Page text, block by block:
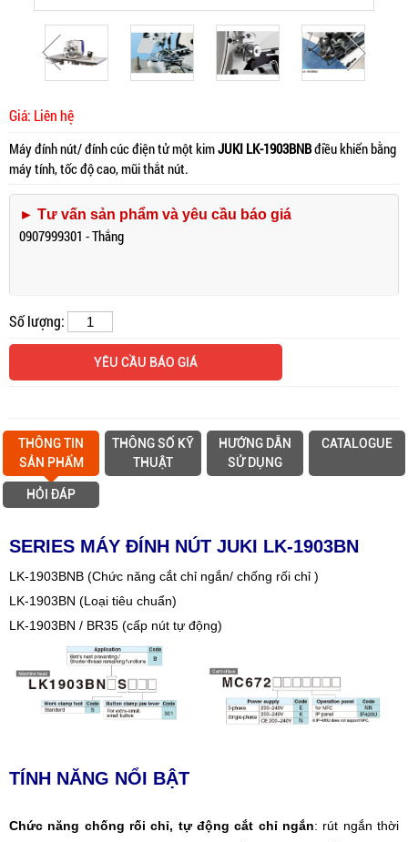
Giá: Liên hệ
Máy đính nút/ đính cúc điện tử một kimJUKI LK-1903BNBđiều khiển bằng
máy tính, tốc độ cao, mũi thắt nút.
► Tư vấn sản phẩm và yêu cầu báo giá
0907999301 - Thắng
Số lượng:
YÊU CẦU BÁO GIÁ
THÔNG TIN
SẢN PHẨM
THÔNG SỐ KỸ
THUẬT
HƯỚNG DẪN
SỬ DỤNG
CATALOGUE
HỎI ĐÁP
SERIES MÁY ĐÍNH NÚT JUKI LK-1903BN
LK-1903BNB (Chức năng cắt chỉ ngắn/ chống rối chỉ )
LK-1903BN (Loại tiêu chuẩn)
LK-1903BN / BR35 (cấp nút tự động)
TÍNH NĂNG NỔI BẬT
Chức năng chống rối chỉ, tự động cắt chỉ ngắn: rút ngắn thời